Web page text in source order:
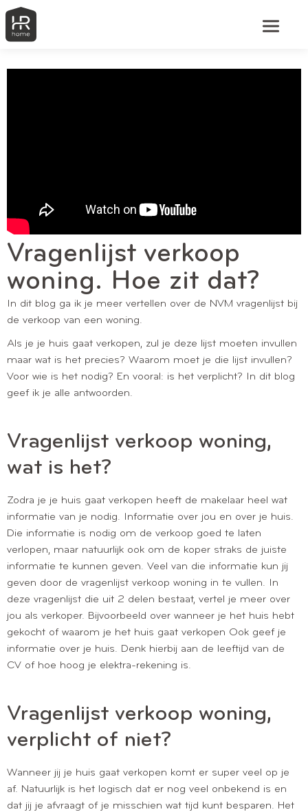
Vragenlijst verkoop
woning. Hoe zit dat?
In dit blog ga ik je meer vertellen over de NVM vragenlijst bij
de verkoop van een woning.
Als je je huis gaat verkopen, zul je deze lijst moeten invullen
maar wat is het precies? Waarom moet je die lijst invullen?
Voor wie is het nodig? En vooral: is het verplicht? In dit blog
geef ik je alle antwoorden.
Vragenlijst verkoop woning,
wat is het?
Zodra je je huis gaat verkopen heeft de makelaar heel wat
informatie van je nodig. Informatie over jou en over je huis.
Die informatie is nodig om de verkoop goed te laten
verlopen, maar natuurlijk ook om de koper straks de juiste
informatie te kunnen geven. Veel van die informatie kun jij
geven door de vragenlijst verkoop woning in te vullen. In
deze vragenlijst die uit 2 delen bestaat, vertel je meer over
jou als verkoper. Bijvoorbeeld over wanneer je het huis hebt
gekocht of waarom je het huis gaat verkopen Ook geef je
informatie over je huis. Denk hierbij aan de leeftijd van de
CV of hoe hoog je elektra-rekening is.
Vragenlijst verkoop woning,
verplicht of niet?
Wanneer jij je huis gaat verkopen komt er super veel op je
af. Natuurlijk is het logisch dat er nog veel onbekend is en
dat jij je afvraagt of je misschien wat tijd kunt besparen. Het